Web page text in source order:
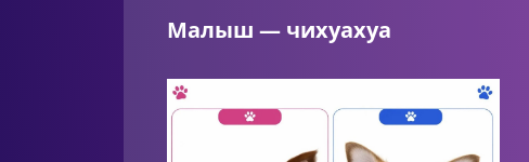
Малыш — чихуахуа